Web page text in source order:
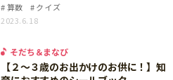
算数
クイズ
2023.6.18
そだち＆まなび
【２～３歳のお出かけのお供に！】知